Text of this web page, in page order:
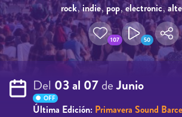
rock,indie, pop, electronic,
107 50
Del 03 al 07deJunio
OFF
Última Edición: Primavera Sound